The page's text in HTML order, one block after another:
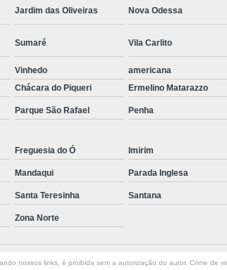
Corte e Dobra Chapa
Corte e
Dobra Chapa de Alumínio
Dobra de Chapa de
Dobra de Chapa de Ferro
Dobradeira de Chapa
Dobra de
Dobra Tubo com Maçarico
Dobra Tubo Quadrado
Empresa de Corte a Laser Chapa
Jardim das Oliveiras Nova Odessa
Sumaré Vila Carlito
Vinhedo
americana
Chácara do Piqueri Ermelino Matarazzo
Parque São Rafael Penha
Freguesia do Ó Imirim
Mandaqui Parada Inglesa
Santa Teresinha Santana
Zona Norte
nossos links, é proibida sem a autorização do autor. Crime de